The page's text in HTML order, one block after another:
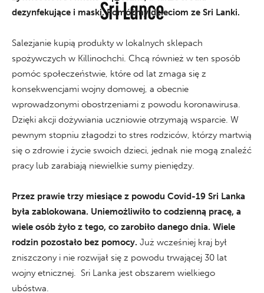
Sri Lance
dezynfekujące i maski. Pomóżmy dzieciom ze Sri Lanki.
Salezjanie kupią produkty w lokalnych sklepach
spożywczych w Killinochchi. Chcą również w ten sposób
pomóc społeczeństwie, które od lat zmaga się z
konsekwencjami wojny domowej, a obecnie
wprowadzonymi obostrzeniami z powodu koronawirusa.
Dzięki akcji dożywiania uczniowie otrzymają wsparcie. W
pewnym stopniu złagodzi to stres rodziców, którzy martwią
się o zdrowie i życie swoich dzieci, jednak nie mogą znaleźć
pracy lub zarabiają niewielkie sumy pieniędzy.
Przez prawie trzy miesiące z powodu Covid-19 Sri Lanka
była zablokowana. Uniemożliwiło to codzienną pracę, a
wiele osób żyło z tego, co zarobiło danego dnia. Wiele
rodzin pozostało bez pomocy. Już wcześniej kraj był
zniszczony i nie rozwijał się z powodu trwającej 30 lat
wojny etnicznej. Sri Lanka jest obszarem wielkiego
ubóstwa.